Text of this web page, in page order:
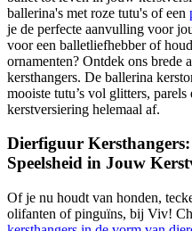
ballerina's met roze tutu's of een
je de perfecte aanvulling voor
voor een balletliefhebber of
ornamenten? Ontdek ons brede
kersthangers. De ballerina
mooiste tutu’s vol glitters,
kerstversiering helemaal af.
Dierfiguur
Speelsheid in Jouw
Of je nu houdt van honden,
olifanten of pinguïns, bij Viv!